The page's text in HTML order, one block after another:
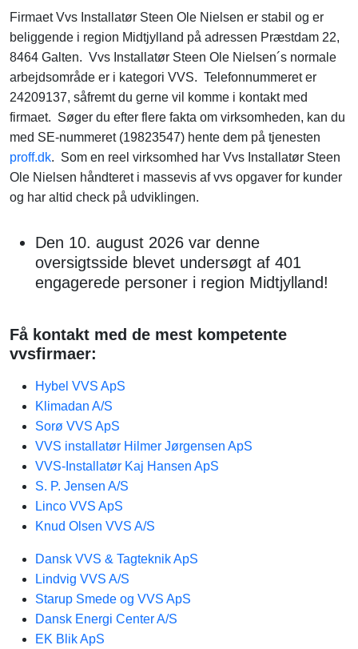
Firmaet Vvs Installatør Steen Ole Nielsen er stabil og er
beliggende i region Midtjylland på adressen Præstdam 22,
8464 Galten. Vvs Installatør Steen Ole Nielsen´s normale
arbejdsområde er i kategori VVS. Telefonnummeret er
24209137, såfremt du gerne vil komme i kontakt med
firmaet. Søger du efter flere fakta om virksomheden, kan du
med SE-nummeret (19823547) hente dem på tjenesten
proff.dk. Som en reel virksomhed har Vvs Installatør Steen
Ole Nielsen håndteret i massevis af vvs opgaver for kunder
og har altid check på udviklingen.
Den 10. august 2026 var denne
oversigtsside blevet undersøgt af 401
engagerede personer i region Midtjylland!
Få kontakt med de mest kompetente
vvsfirmaer:
Hybel VVS ApS
Klimadan A/S
Sorø VVS ApS
VVS installatør Hilmer Jørgensen ApS
VVS-Installatør Kaj Hansen ApS
S. P. Jensen A/S
Linco VVS ApS
Knud Olsen VVS A/S
Dansk VVS & Tagteknik ApS
Lindvig VVS A/S
Starup Smede og VVS ApS
Dansk Energi Center A/S
EK Blik ApS